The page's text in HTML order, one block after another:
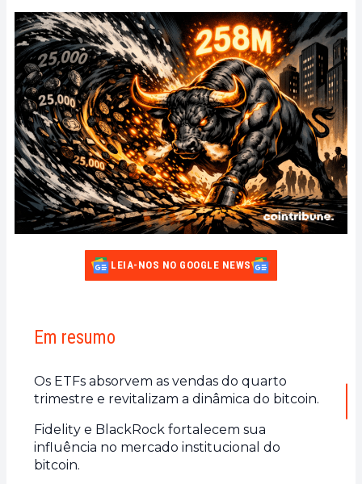
LEIA-NOS NO GOOGLE NEWS
Em resumo
Os ETFs absorvem as vendas do quarto
trimestre e revitalizam a dinâmica do bitcoin.
Fidelity e BlackRock fortalecem sua
influência no mercado institucional do
bitcoin.